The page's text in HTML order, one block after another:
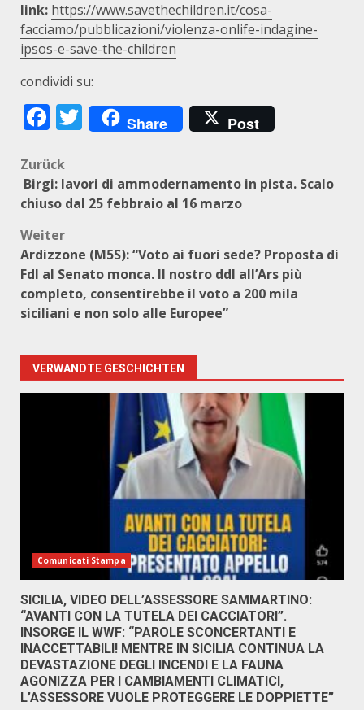
link: https://www.savethechildren.it/cosa-
facciamo/pubblicazioni/violenza-onlife-indagine-
ipsos-e-save-the-children
condividi su:
Facebook
Twitter
Share Post
Beitragsnavigation
Zurück
Birgi: lavori di ammodernamento in pista. Scalo
chiuso dal 25 febbraio al 16 marzo
Weiter
Ardizzone (M5S): “Voto ai fuori sede? Proposta di
FdI al Senato monca. Il nostro ddl all’Ars più
completo, consentirebbe il voto a 200 mila
siciliani e non solo alle Europee”
VERWANDTE GESCHICHTEN
Comunicati Stampa
SICILIA, VIDEO DELL’ASSESSORE SAMMARTINO:
“AVANTI CON LA TUTELA DEI CACCIATORI”.
INSORGE IL WWF: “PAROLE SCONCERTANTI E
INACCETTABILI! MENTRE IN SICILIA CONTINUA LA
DEVASTAZIONE DEGLI INCENDI E LA FAUNA
AGONIZZA PER I CAMBIAMENTI CLIMATICI,
L’ASSESSORE VUOLE PROTEGGERE LE DOPPIETTE”